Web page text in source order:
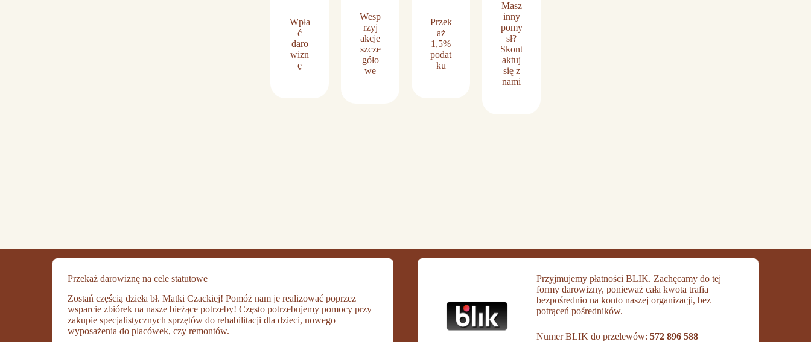
Wpła
ć
daro
wizn
ę
Wesp
rzyj
akcje
szcze
góło
we
Przek
aż
1,5%
podat
ku
Masz
inny
pomy
sł?
Skont
aktuj
się z
nami
Przekaż darowiznę na cele statutowe
Zostań częścią dzieła bł. Matki Czackiej! Pomóż nam je realizować poprzez
wsparcie zbiórek na nasze bieżące potrzeby! Często potrzebujemy pomocy przy
zakupie specjalistycznych sprzętów do rehabilitacji dla dzieci, nowego
wyposażenia do placówek, czy remontów.
Przyjmujemy płatności BLIK. Zachęcamy do tej
formy darowizny, ponieważ cała kwota trafia
bezpośrednio na konto naszej organizacji, bez
potrąceń pośredników.
Numer BLIK do przelewów: 572 896 588